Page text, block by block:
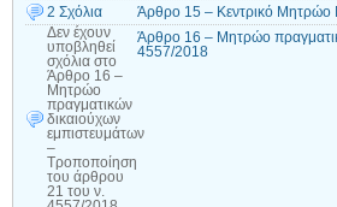
2 Σχόλια
Άρθρο 15 – Κεντρικό Μητρώο
Δεν έχουν
υποβληθεί
σχόλια στο
Άρθρο 16 –
Μητρώο
πραγματικών
δικαιούχων
εμπιστευμάτων
–
Τροποποίηση
του άρθρου
21 του ν.
Άρθρο 16 – Μητρώο
4557/2018